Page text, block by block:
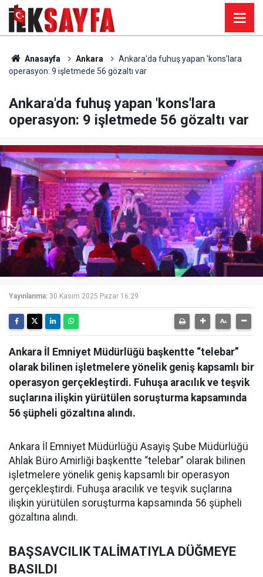
Anasayfa Ankara
Ankara'da fuhuş yapan 'kons'lara
operasyon: 9 işletmede 56 gözaltı var
Ankara'da fuhuş yapan 'kons'lara
operasyon: 9 işletmede 56 gözaltı var
Yayınlanma: 30 Kasım 2025 Pazar 16:29
Ankara İl Emniyet Müdürlüğü başkentte “telebar”
olarak bilinen işletmelere yönelik geniş kapsamlı bir
operasyon gerçekleştirdi. Fuhuşa aracılık ve teşvik
suçlarına ilişkin yürütülen soruşturma kapsamında
56 şüpheli gözaltına alındı.
Ankara İl Emniyet Müdürlüğü Asayiş Şube Müdürlüğü
Ahlak Büro Amirliği başkentte “telebar” olarak bilinen
işletmelere yönelik geniş kapsamlı bir operasyon
gerçekleştirdi. Fuhuşa aracılık ve teşvik suçlarına
ilişkin yürütülen soruşturma kapsamında 56 şüpheli
gözaltına alındı.
BAŞSAVCILIK TALİMATIYLA DÜĞMEYE
BASILDI